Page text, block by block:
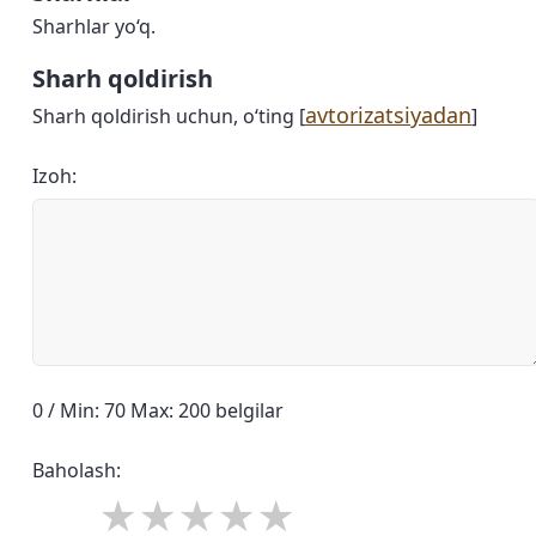
Sharhlar yo‘q.
Sharh qoldirish
Sharh qoldirish uchun, o‘ting [avtorizatsiyadan]
Izoh:
0 / Min: 70 Max: 200 belgilar
Baholash: